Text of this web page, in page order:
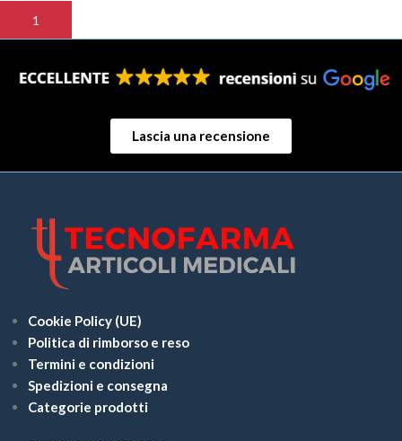
AGGIUNGI AL CARRELLO
Lascia una recensione
Cookie Policy (UE)
Politica di rimborso e reso
Termini e condizioni
Spedizioni e consegna
Categorie prodotti